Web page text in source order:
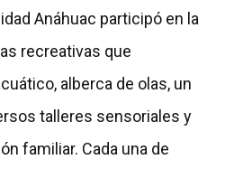
Anáhuac participó en la
recreativas que
alberca de olas, un
talleres sensoriales y
familiar. Cada una de